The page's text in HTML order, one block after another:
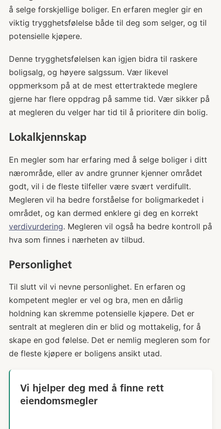
å selge forskjellige boliger. En erfaren megler gir en
viktig trygghetsfølelse både til deg som selger, og til
potensielle kjøpere.
Denne trygghetsfølelsen kan igjen bidra til raskere
boligsalg, og høyere salgssum. Vær likevel
oppmerksom på at de mest ettertraktede meglere
gjerne har flere oppdrag på samme tid. Vær sikker på
at megleren du velger har tid til å prioritere din bolig.
Lokalkjennskap
En megler som har erfaring med å selge boliger i ditt
nærområde, eller av andre grunner kjenner området
godt, vil i de fleste tilfeller være svært verdifullt.
Megleren vil ha bedre forståelse for boligmarkedet i
området, og kan dermed enklere gi deg en korrekt
verdivurdering. Megleren vil også ha bedre kontroll på
hva som finnes i nærheten av tilbud.
Personlighet
Til slutt vil vi nevne personlighet. En erfaren og
kompetent megler er vel og bra, men en dårlig
holdning kan skremme potensielle kjøpere. Det er
sentralt at megleren din er blid og mottakelig, for å
skape en god følelse. Det er nemlig megleren som for
de fleste kjøpere er boligens ansikt utad.
Vi hjelper deg med å finne rett
eiendomsmegler